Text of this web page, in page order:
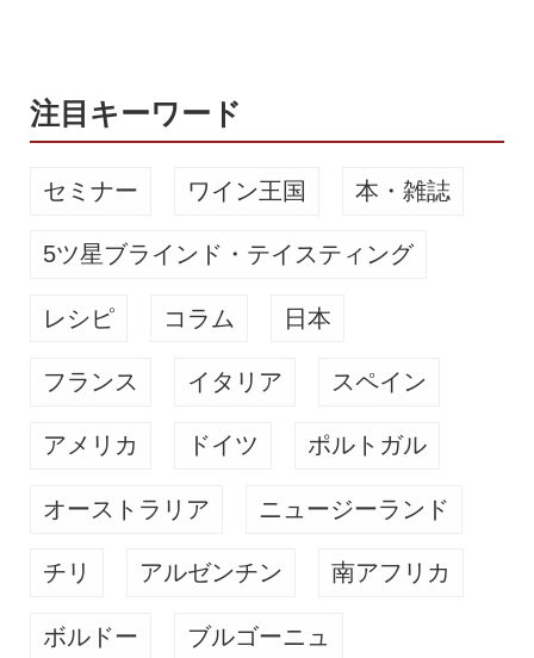
注目キーワード
セミナー ワイン王国 本・雑誌
5ツ星ブラインド・テイスティング
レシピ コラム 日本
フランス イタリア スペイン
アメリカ ドイツ ポルトガル
オーストラリア ニュージーランド
チリ アルゼンチン 南アフリカ
ボルドー ブルゴーニュ